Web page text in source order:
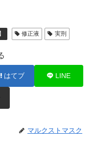
修正液 実刑
はてブ LINE
マルクストマスク